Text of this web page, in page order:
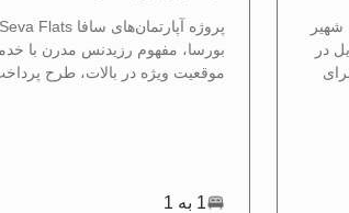
در
بورسا، مفهوم رزیدنس مدرن با
موقعیت ویژه در بالات، طرح
1 به 1